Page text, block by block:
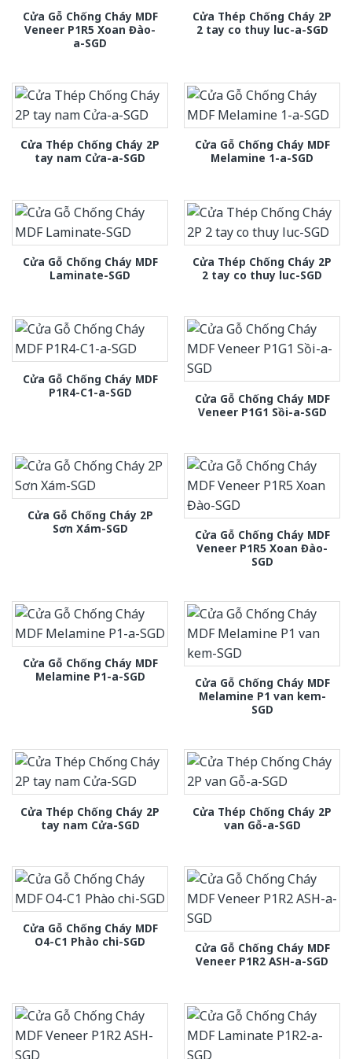
Cửa Gỗ Chống Cháy MDF
Veneer P1R5 Xoan Đào-
a-SGD
Cửa Thép Chống Cháy 2P
2 tay co thuy luc-a-SGD
Cửa Thép Chống Cháy 2P
tay nam Cửa-a-SGD
Cửa Gỗ Chống Cháy MDF
Melamine 1-a-SGD
Cửa Gỗ Chống Cháy MDF
Laminate-SGD
Cửa Thép Chống Cháy 2P
2 tay co thuy luc-SGD
Cửa Gỗ Chống Cháy MDF
P1R4-C1-a-SGD
Cửa Gỗ Chống Cháy MDF
Veneer P1G1 Sồi-a-SGD
Cửa Gỗ Chống Cháy 2P
Sơn Xám-SGD
Cửa Gỗ Chống Cháy MDF
Veneer P1R5 Xoan Đào-
SGD
Cửa Gỗ Chống Cháy MDF
Melamine P1-a-SGD
Cửa Gỗ Chống Cháy MDF
Melamine P1 van kem-
SGD
Cửa Thép Chống Cháy 2P
tay nam Cửa-SGD
Cửa Thép Chống Cháy 2P
van Gỗ-a-SGD
Cửa Gỗ Chống Cháy MDF
O4-C1 Phào chi-SGD
Cửa Gỗ Chống Cháy MDF
Veneer P1R2 ASH-a-SGD